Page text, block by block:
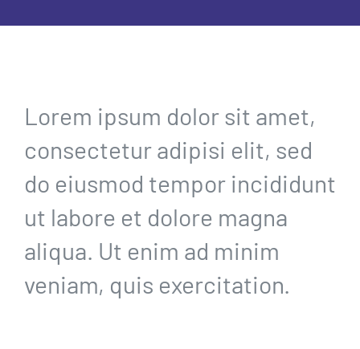
Lorem ipsum dolor sit amet,
consectetur adipisi elit, sed
do eiusmod tempor incididunt
ut labore et dolore magna
aliqua. Ut enim ad minim
veniam, quis exercitation.